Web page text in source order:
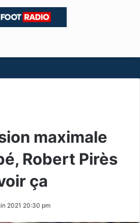
maximale
Robert Pirès
ça
2021 20:30 pm